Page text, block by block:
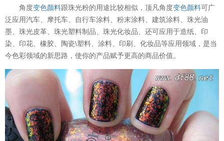
角度变色颜料跟珠光粉的用途比较相似，顶凡角度变色颜料可广
泛应用汽车、摩托车、自行车涂料、粉末涂料、建筑涂料、珠光油
墨、珠光皮革、珠光塑料制品、珠光化妆品、还可应用于造纸、印
染、印花、橡胶、陶瓷\塑料、涂料、印刷、化妆品等应用领域，是当
今色彩领域的新思路，使你的产品赋予更高的商品价值。